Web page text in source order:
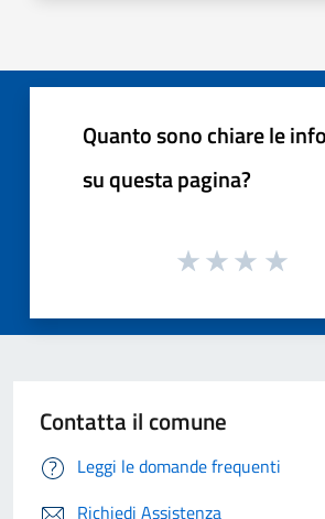
Quanto sono chiare le
su questa pagina?
Contatta il comune
Leggi le domande frequenti
Richiedi Assistenza